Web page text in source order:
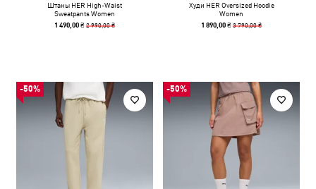
Штаны HER High-Waist
Sweatpants Women
1 490,00 ₴2 990,00 ₴
Худи HER Oversized Hoodie
Women
1 890,00 ₴3 790,00 ₴
-50% -50%